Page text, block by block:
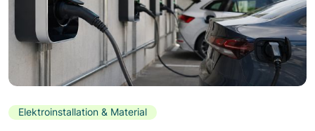
Elektroinstallation & Material